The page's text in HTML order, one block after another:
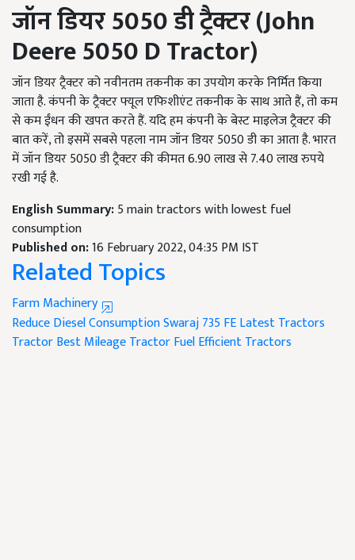
जॉन डियर 5050 डी ट्रैक्टर (John
Deere 5050 D Tractor)
जॉन डियर ट्रैक्टर को नवीनतम तकनीक का उपयोग करके निर्मित किया
जाता है. कंपनी के ट्रैक्टर फ्यूल एफिशीएंट तकनीक के साथ आते हैं, तो कम
से कम ईंधन की खपत करते हैं. यदि हम कंपनी के बेस्ट माइलेज ट्रैक्टर की
बात करें, तो इसमें सबसे पहला नाम जॉन डियर 5050 डी का आता है. भारत
में जॉन डियर 5050 डी ट्रैक्टर कीकीमत 6.90 लाख से 7.40 लाख रुपये
रखी गई है.
English Summary:5 main tractors with lowest fuel
consumption
Published on:16 February 2022, 04:35 PM IST
Related Topics
Farm Machinery
Reduce Diesel ConsumptionSwaraj 735 FELatest Tractors
TractorBest Mileage TractorFuel Efficient Tractors